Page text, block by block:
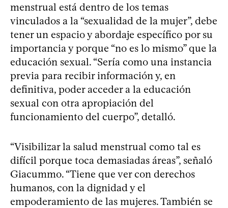
menstrual está dentro de los temas
vinculados a la “sexualidad de la mujer”, debe
tener un espacio y abordaje específico por su
importancia y porque “no es lo mismo” que la
educación sexual. “Sería como una instancia
previa para recibir información y, en
definitiva, poder acceder a la educación
sexual con otra apropiación del
funcionamiento del cuerpo”, detalló.
“Visibilizar la salud menstrual como tal es
difícil porque toca demasiadas áreas”, señaló
Giacummo. “Tiene que ver con derechos
humanos, con la dignidad y el
empoderamiento de las mujeres. También se